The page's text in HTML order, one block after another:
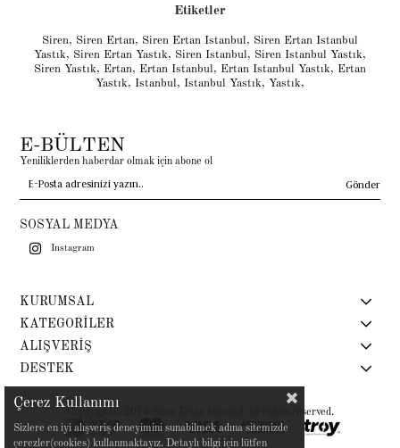
Etiketler
Siren, Siren Ertan, Siren Ertan Istanbul, Siren Ertan Istanbul
Yastık, Siren Ertan Yastık, Siren Istanbul, Siren Istanbul Yastık,
Siren Yastık, Ertan, Ertan Istanbul, Ertan Istanbul Yastık, Ertan
Yastık, Istanbul, Istanbul Yastık, Yastık,
E-BÜLTEN
Yeniliklerden haberdar olmak için abone ol
Gönder
SOSYAL MEDYA
Instagram
KURUMSAL
KATEGORİLER
ALIŞVERİŞ
DESTEK
Copyright© 2019 Siren Ertan İstanbul All rights reserved.
Çerez Kullanımı
Sizlere en iyi alışveriş deneyimini sunabilmek adına sitemizde
çerezler(cookies) kullanmaktayız. Detaylı bilgi için lütfen